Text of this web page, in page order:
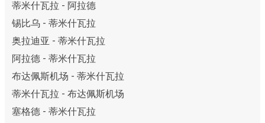
蒂米什瓦拉 - 阿拉德
锡比乌 - 蒂米什瓦拉
奥拉迪亚 - 蒂米什瓦拉
阿拉德 - 蒂米什瓦拉
布达佩斯机场 - 蒂米什瓦拉
蒂米什瓦拉 - 布达佩斯机场
塞格德 - 蒂米什瓦拉